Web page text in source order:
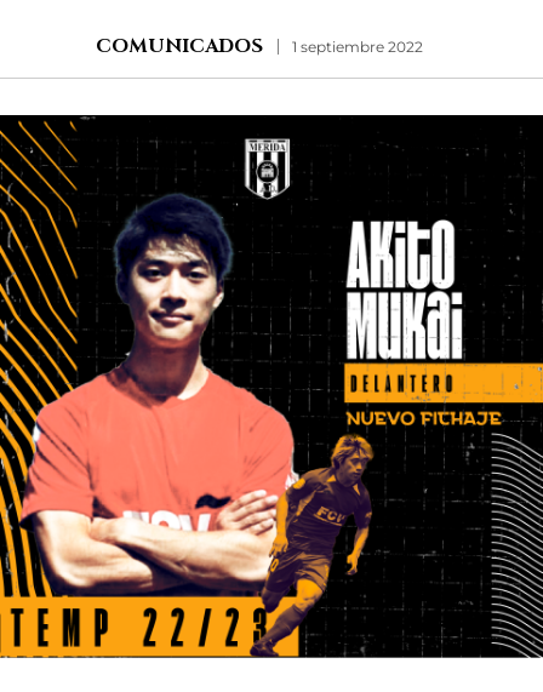
COMUNICADOS 1 septiembre 2022